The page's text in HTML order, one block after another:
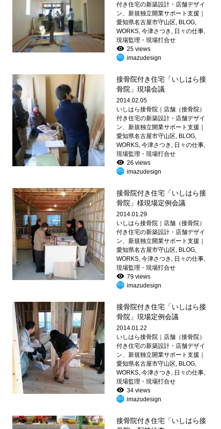
付き住宅の新築設計・店舗デザイ
ン、新規独立開業サポート支援｜
愛知県名古屋市守山区 BLOG
WORKS ,今津さつき 日々の仕事
現場監理・現場打合せ
25 views
imazudesign
接骨院付き住宅「いしはら接
骨院」現場会議
2014.02.05
いしはら接骨院｜店舗（接骨院）
付き住宅の新築設計・店舗デザイ
ン、新規独立開業サポート支援｜
愛知県名古屋市守山区 BLOG
WORKS ,今津さつき 日々の仕事
現場監理・現場打合せ
26 views
imazudesign
接骨院付き住宅「いしはら接
骨院」様現場定例会議
2014.01.29
いしはら接骨院｜店舗（接骨院）
付き住宅の新築設計・店舗デザイ
ン、新規独立開業サポート支援｜
愛知県名古屋市守山区 BLOG
WORKS ,今津さつき 日々の仕事
現場監理・現場打合せ
79 views
imazudesign
接骨院付き住宅「いしはら接
骨院」現場定例会議
2014.01.22
いしはら接骨院｜店舗（接骨院）
付き住宅の新築設計・店舗デザイ
ン、新規独立開業サポート支援｜
愛知県名古屋市守山区 BLOG
WORKS ,今津さつき 日々の仕事
現場監理・現場打合せ
34 views
imazudesign
接骨院付き住宅「いしはら接